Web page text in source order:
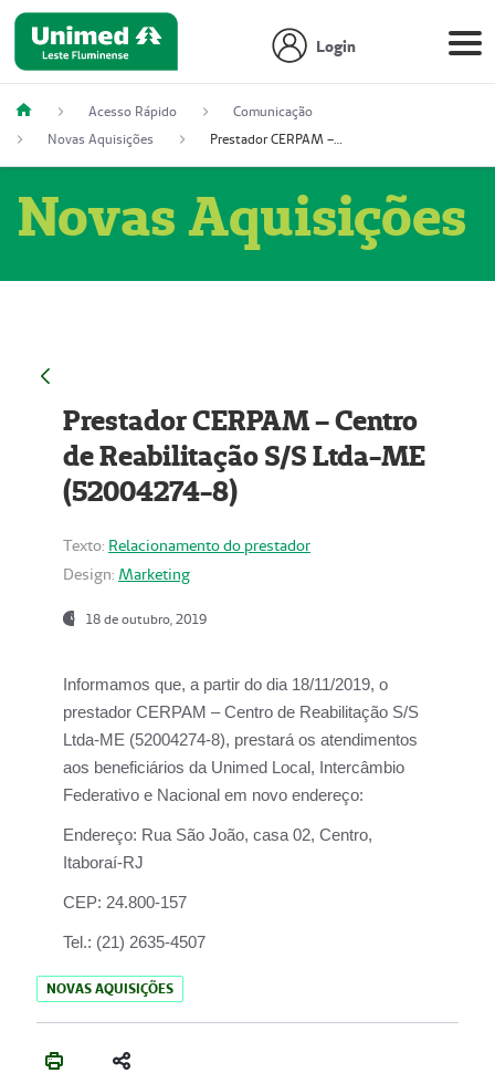
Login
Acesso Rápido
Comunicação
Novas Aquisições
Prestador CERPAM – Centro de Reabilitação S/S Ltda-ME (52004274-8)
Novas Aquisições
Prestador CERPAM – Centro
de Reabilitação S/S Ltda-ME
(52004274-8)
Texto: Relacionamento do prestador
Design: Marketing
18 de outubro, 2019
Informamos que, a partir do dia 18/11/2019, o
prestador CERPAM – Centro de Reabilitação S/S
Ltda-ME (52004274-8), prestará os atendimentos
aos beneficiários da Unimed Local, Intercâmbio
Federativo e Nacional em novo endereço:
Endereço: Rua São João, casa 02, Centro,
Itaboraí-RJ
CEP: 24.800-157
Tel.: (21) 2635-4507
NOVAS AQUISIÇÕES